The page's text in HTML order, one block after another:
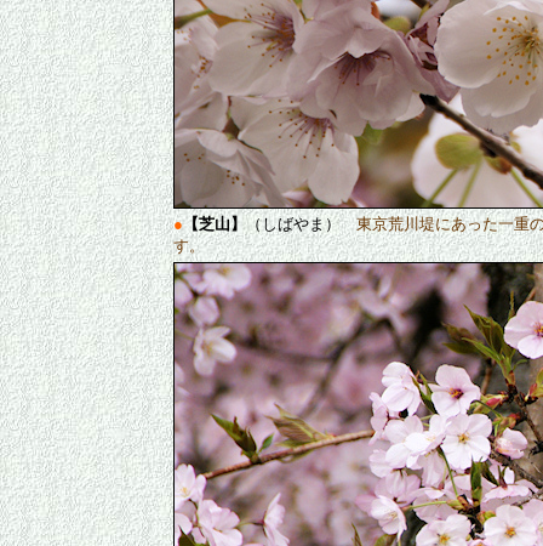
●【芝山】（しばやま）東京荒川堤にあった一重
す。